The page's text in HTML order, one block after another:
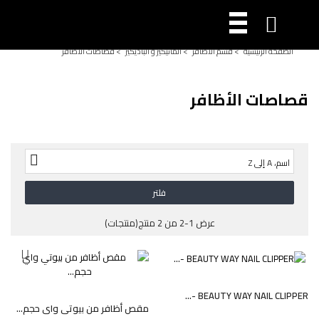

الصفحة الرئيسية >قسم الأظافر >المانيكير و الباديكير >قصاصات الأظافر
قصاصات الأظافر
اسم، A إلى Z 
فلتر
عرض 1-2 من 2 منتج(منتجات)
BEAUTY WAY NAIL CLIPPER -...
مقص أظافر من بيوتي واي حجم...